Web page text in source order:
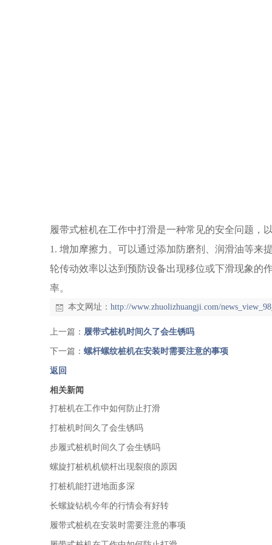
履带式桩机在工作中打滑是一种常见的安全问题，
1. 增加摩擦力。可以通过添加防磨剂、润滑油等来
轮传动效率以达到预防设备出现移位或下滑现象的
率。
本文网址： http://www.zhuolizhuangji.com/
上一篇： 履带式桩机时间久了会生锈吗
下一篇： 螺杆螺纹桩机在安装时需要注意的事项
返回
相关新闻
打桩机在工作中如何防止打滑
打桩机时间久了会生锈吗
步履式桩机时间久了会生锈吗
螺旋打桩机机锁杆出现裂痕的原因
打桩机能打进地面多深
长螺旋钻机今年的行情会有好转
履带式桩机在安装时需要注意的事项